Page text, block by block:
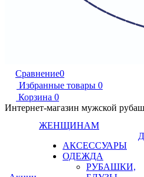
Сравнение0
Избранные товары 0
Корзина 0
Интернет-магазин мужской
ЖЕНЩИНАМ
АКСЕССУАРЫ
ОДЕЖДА
РУБАШКИ,